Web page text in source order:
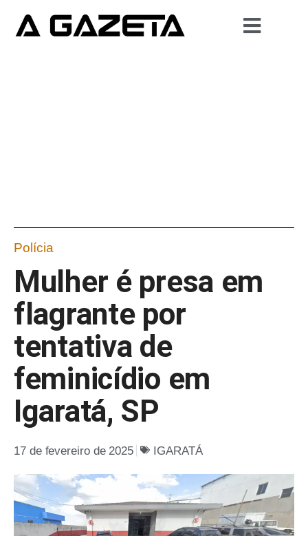
Polícia
Mulher é presa em
flagrante por
tentativa de
feminicídio em
Igaratá, SP
17 de fevereiro de 2025 IGARATÁ